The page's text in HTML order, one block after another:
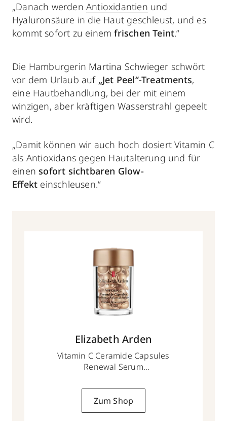
„Danach werden Antioxidantien und
Hyaluronsäure in die Haut geschleust, und es
kommt sofort zu einemfrischen Teint.“
Die Hamburgerin Martina Schwieger schwört
vor dem Urlaub auf „Jet Peel“-Treatments,
eine Hautbehandlung, bei der mit einem
winzigen, aber kräftigen Wasserstrahl gepeelt
wird.
„Damit können wir auch hoch dosiert Vitamin C
als Antioxidans gegen Hautalterung und für
einen sofort sichtbaren Glow-
Effekt einschleusen.“
Elizabeth Arden
Vitamin C Ceramide Capsules
Renewal Serum
Zum Shop